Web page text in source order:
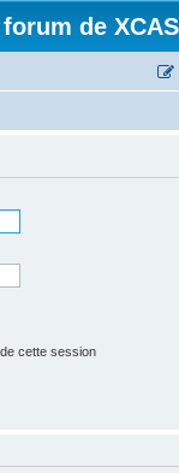
de XCAS
cette session